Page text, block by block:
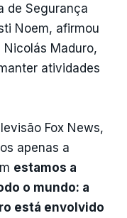
de Segurança
Noem, afirmou
Nicolás Maduro,
atividades
Fox News,
apenas a
estamos a
o mundo: a
está envolvido